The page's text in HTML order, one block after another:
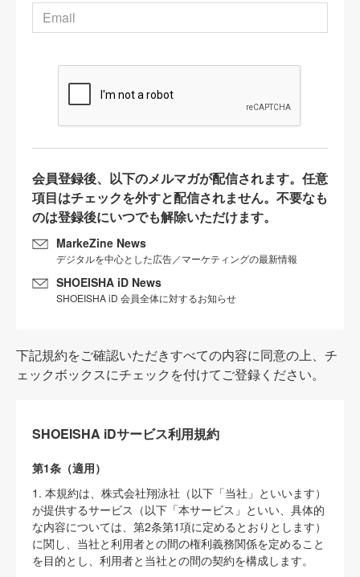
会員登録後、以下のメルマガが配信されます。任意
項目はチェックを外すと配信されません。不要なも
のは登録後にいつでも解除いただけます。
MarkeZine News
デジタルを中心とした広告／マーケティングの最新情報
SHOEISHA iD News
SHOEISHA iD 会員全体に対するお知らせ
下記規約をご確認いただきすべての内容に同意の上、チ
ェックボックスにチェックを付けてご登録ください。
SHOEISHA iDサービス利用規約
第1条（適用）
1. 本規約は、株式会社翔泳社（以下「当社」といいます）
が提供するサービス（以下「本サービス」といい、具体的
な内容については、第2条第1項に定めるとおりとします）
に関し、当社と利用者との間の権利義務関係を定めること
を目的とし、利用者と当社との間の契約を構成します。